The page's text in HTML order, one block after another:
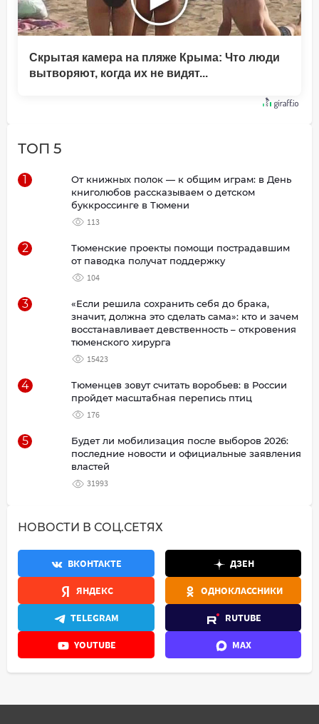
Скрытая камера на пляже Крыма: Что люди
вытворяют, когда их не видят...
ТОП 5
1
От книжных полок — к общим играм: в День
книголюбов рассказываем о детском
буккроссинге в Тюмени
113
2
Тюменские проекты помощи пострадавшим
от паводка получат поддержку
104
3
«Если решила сохранить себя до брака,
значит, должна это сделать сама»: кто и зачем
восстанавливает девственность – откровения
тюменского хирурга
15423
4
Тюменцев зовут считать воробьев: в России
пройдет масштабная перепись птиц
176
5
Будет ли мобилизация после выборов 2026:
последние новости и официальные заявления
властей
31993
НОВОСТИ В СОЦ.СЕТЯХ
ВКОНТАКТЕ ДЗЕН
ЯНДЕКС ОДНОКЛАССНИКИ
TELEGRAM RUTUBE
YOUTUBE MAX